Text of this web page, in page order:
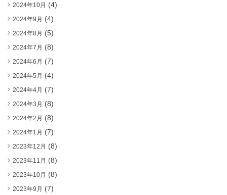
2024年10月 (4)
2024年9月 (4)
2024年8月 (5)
2024年7月 (8)
2024年6月 (7)
2024年5月 (4)
2024年4月 (7)
2024年3月 (8)
2024年2月 (8)
2024年1月 (7)
2023年12月 (8)
2023年11月 (8)
2023年10月 (8)
2023年9月 (7)